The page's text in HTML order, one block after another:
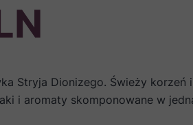
Stryja Dionizego. Świeży korzeń
i aromaty skomponowane w